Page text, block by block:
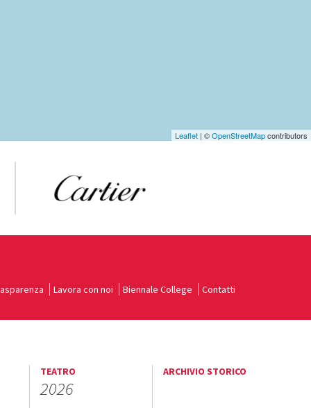
Leaflet | ©OpenStreetMapcontributors
Lavora con noi Biennale College Contatti
TEATRO
2026
ARCHIVIO STORICO